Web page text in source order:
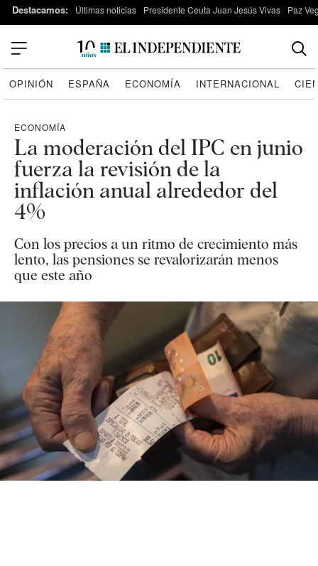
Destacamos: Últimas noticias Presidente Ceuta Juan Jesús Vivas Paz
OPINIÓN ESPAÑA ECONOMÍA INTERNACIONAL
ECONOMÍA
La moderación del IPC en junio
fuerza la revisión de la
inflación anual alrededor del
4%
Con los precios a un ritmo de crecimiento más
lento, las pensiones se revalorizarán menos
que este año